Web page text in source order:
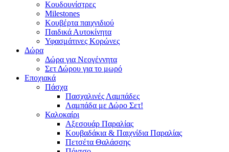
Κουδουνίστρες
Milestones
Κουβέρτα παιχνιδιού
Παιδικά Αυτοκίνητα
Υφασμάτινες Κορώνες
Δώρα
Δώρα για Νεογέννητα
Σετ Δώρου για το μωρό
Εποχιακά
Πάσχα
Πασχαλινές Λαμπάδες
Λαμπάδα με Δώρο Σετ!
Καλοκαίρι
Αξεσουάρ Παραλίας
Κουβαδάκια & Παιχνίδια Παραλίας
Πετσέτα Θαλάσσης